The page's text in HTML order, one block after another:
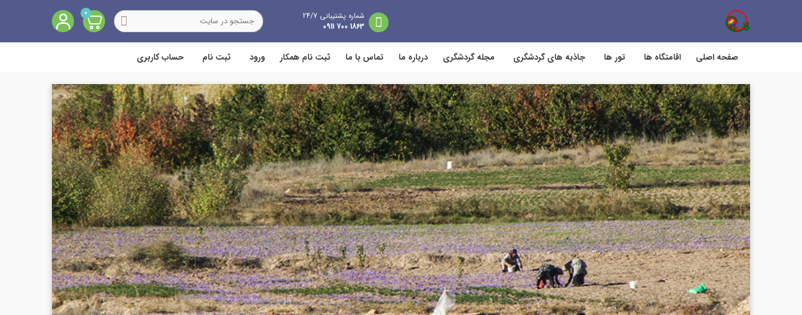
شماره پشتیبانی 24/7
1863 700 0911
0
صفحه اصلی اقامتگاه ها تور ها جاذبه های گردشگری مجله گردشگری درباره ما تماس با ما ثبت نام همکار ورود ثبت نام حساب کاربری